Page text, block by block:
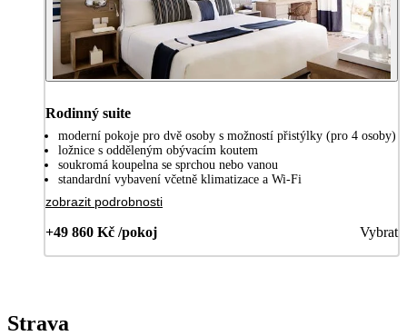
Rodinný suite
moderní pokoje pro dvě osoby s možností přistýlky (pro 4 osoby)
ložnice s odděleným obývacím koutem
soukromá koupelna se sprchou nebo vanou
standardní vybavení včetně klimatizace a Wi-Fi
zobrazit podrobnosti
+49 860 Kč /pokoj Vybrat
Strava